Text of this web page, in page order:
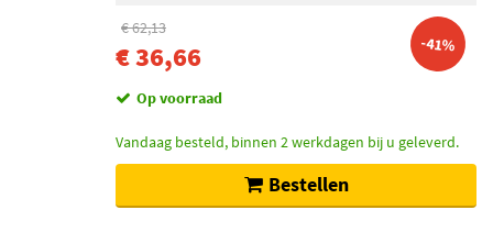
€ 62,13
€ 36,66 -41%
Op voorraad
Vandaag besteld, binnen 2 werkdagen bij u geleverd.
Bestellen